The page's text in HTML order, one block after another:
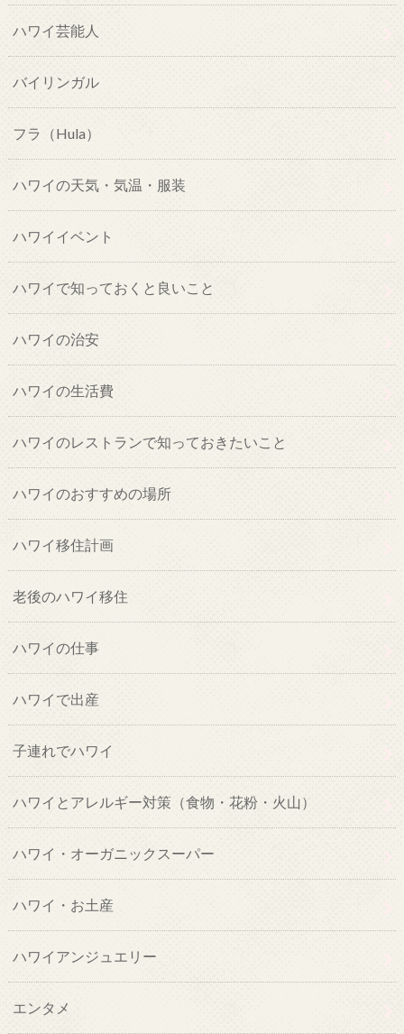
ハワイ芸能人
バイリンガル
フラ（Hula）
ハワイの天気・気温・服装
ハワイイベント
ハワイで知っておくと良いこと
ハワイの治安
ハワイの生活費
ハワイのレストランで知っておきたいこと
ハワイのおすすめの場所
ハワイ移住計画
老後のハワイ移住
ハワイの仕事
ハワイで出産
子連れでハワイ
ハワイとアレルギー対策（食物・花粉・火山）
ハワイ・オーガニックスーパー
ハワイ・お土産
ハワイアンジュエリー
エンタメ